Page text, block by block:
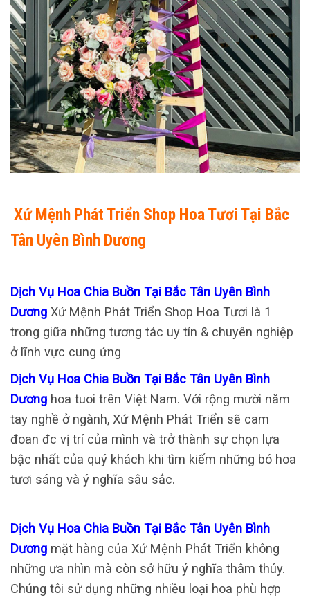
Xứ Mệnh Phát Triển Shop Hoa Tươi Tại Bắc
Tân Uyên Bình Dương
Dịch Vụ Hoa Chia Buồn Tại Bắc Tân Uyên Bình
Dương Xứ Mệnh Phát Triển Shop Hoa Tươi là 1
trong giữa những tương tác uy tín & chuyên nghiệp
ở lĩnh vực cung ứng
Dịch Vụ Hoa Chia Buồn Tại Bắc Tân Uyên Bình
Dương hoa tuoi trên Việt Nam. Với rộng mười năm
tay nghề ở ngành, Xứ Mệnh Phát Triển sẽ cam
đoan đc vị trí của mình và trở thành sự chọn lựa
bậc nhất của quý khách khi tìm kiếm những bó hoa
tươi sáng và ý nghĩa sâu sắc.
Dịch Vụ Hoa Chia Buồn Tại Bắc Tân Uyên Bình
Dương mặt hàng của Xứ Mệnh Phát Triển không
những ưa nhìn mà còn sở hữu ý nghĩa thâm thúy.
Chúng tôi sử dụng những nhiều loại hoa phù hợp